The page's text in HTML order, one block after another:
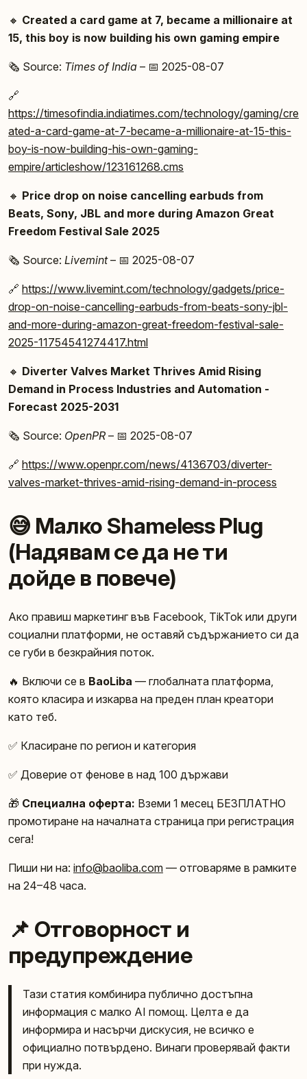
🔸 Created a card game at 7, became a millionaire at
15, this boy is now building his own gaming empire
🗞️ Source: Times of India – 📅 2025-08-07
🔗
https://timesofindia.indiatimes.com/technology/gaming/cre
ated-a-card-game-at-7-became-a-millionaire-at-15-this-
boy-is-now-building-his-own-gaming-
empire/articleshow/123161268.cms
🔸 Price drop on noise cancelling earbuds from
Beats, Sony, JBL and more during Amazon Great
Freedom Festival Sale 2025
🗞️ Source: Livemint– 📅 2025-08-07
🔗 https://www.livemint.com/technology/gadgets/price-
drop-on-noise-cancelling-earbuds-from-beats-sony-jbl-
and-more-during-amazon-great-freedom-festival-sale-
2025-11754541274417.html
🔸 Diverter Valves Market Thrives Amid Rising
Demand in Process Industries and Automation -
Forecast 2025-2031
🗞️ Source: OpenPR – 📅 2025-08-07
🔗 https://www.openpr.com/news/4136703/diverter-
valves-market-thrives-amid-rising-demand-in-process
😅 Малко Shameless Plug
(Надявам се да не ти
дойде в повече)
Ако правиш маркетинг във Facebook, TikTok или други
социални платформи, не оставяй съдържанието си да
се губи в безкрайния поток.
🔥 Включи се в BaoLiba — глобалната платформа,
която класира и изкарва на преден план креатори
като теб.
✅ Класиране по регион и категория
✅ Доверие от фенове в над 100 държави
🎁 Специална оферта: Вземи 1 месец БЕЗПЛАТНО
промотиране на началната страница при регистрация
сега!
Пиши ни на: info@baoliba.com — отговаряме в рамките
на 24–48 часа.
📌 Отговорност и
предупреждение
Тази статия комбинира публично достъпна
информация с малко AI помощ. Целта е да
информира и насърчи дискусия, не всичко е
официално потвърдено. Винаги проверявай факти
при нужда.